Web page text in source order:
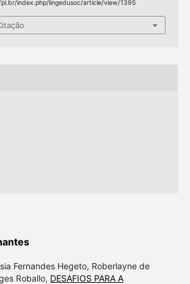
index.php/lingedusoc/article/view/1395
Fernandes Hegeto, Roberlayne de
Roballo, DESAFIOS PARA A